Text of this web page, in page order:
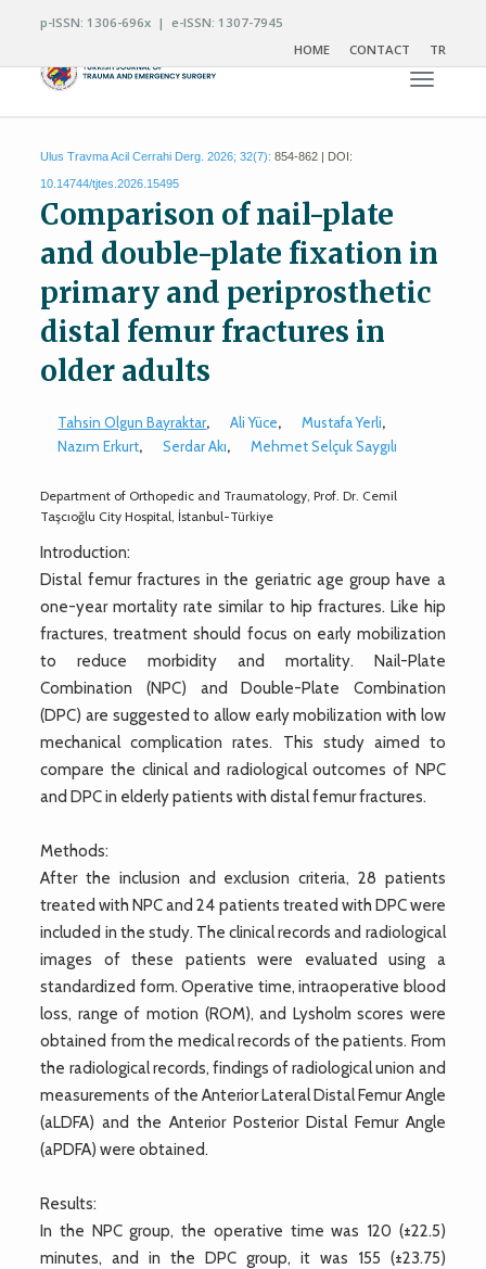
p-ISSN: 1306-696x | e-ISSN: 1307-7945
HOME
CONTACT TR
Toggle
Ulus Travma Acil Cerrahi Derg. 2026; 32(7): 854-862 | DOI:
10.14744/tjtes.2026.15495
Comparison of nail-plate
and double-plate fixation in
primary and periprosthetic
distal femur fractures in
older adults
Tahsin Olgun Bayraktar, Ali Yüce, Mustafa Yerli,
Nazım Erkurt, Serdar Akı, Mehmet Selçuk Saygılı
Department of Orthopedic and Traumatology, Prof. Dr. Cemil
Taşcıoğlu City Hospital, İstanbul-Türkiye
Introduction:
Distal femur fractures in the geriatric age group have a
one-year mortality rate similar to hip fractures. Like hip
fractures, treatment should focus on early mobilization
to reduce morbidity and mortality. Nail-Plate
Combination (NPC) and Double-Plate Combination
(DPC) are suggested to allow early mobilization with low
mechanical complication rates. This study aimed to
compare the clinical and radiological outcomes of NPC
and DPC in elderly patients with distal femur fractures.
Methods:
After the inclusion and exclusion criteria, 28 patients
treated with NPC and 24 patients treated with DPC were
included in the study. The clinical records and radiological
images of these patients were evaluated using a
standardized form. Operative time, intraoperative blood
loss, range of motion (ROM), and Lysholm scores were
obtained from the medical records of the patients. From
the radiological records, findings of radiological union and
measurements of the Anterior Lateral Distal Femur Angle
(aLDFA) and the Anterior Posterior Distal Femur Angle
(aPDFA) were obtained.
Results:
In the NPC group, the operative time was 120 (±22.5)
minutes, and in the DPC group, it was 155 (±23.75)